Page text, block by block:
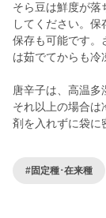
そら豆は鮮度が落
してください。
保存も可能です。
は茹でてからも冷
唐辛子は、高温多
それ以上の場合は
剤を入れずに袋に
#固定種･在来種